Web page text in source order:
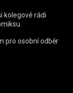
kolegové rádi
pro osobní odběr